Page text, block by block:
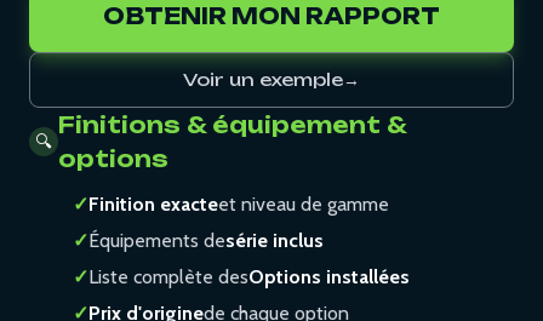
OBTENIR MON RAPPORT
Voir un exemple→
🔍
Finitions & équipement &
options
✓Finition exacteet niveau de gamme
✓Équipements desérie inclus
✓Liste complète desOptions installées
✓Prix d'originede chaque option